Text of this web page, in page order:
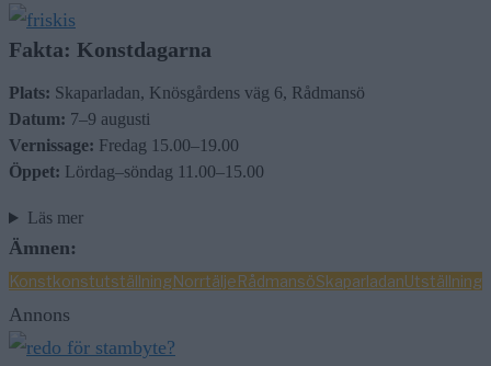
Fakta: Konstdagarna
Plats: Skaparladan, Knösgårdens väg 6, Rådmansö
Datum: 7–9 augusti
Vernissage: Fredag 15.00–19.00
Öppet: Lördag–söndag 11.00–15.00
Läs mer
Ämnen:
KonstkonstutställningNorrtäljeRådmansöSkaparladanUtställning
Annons